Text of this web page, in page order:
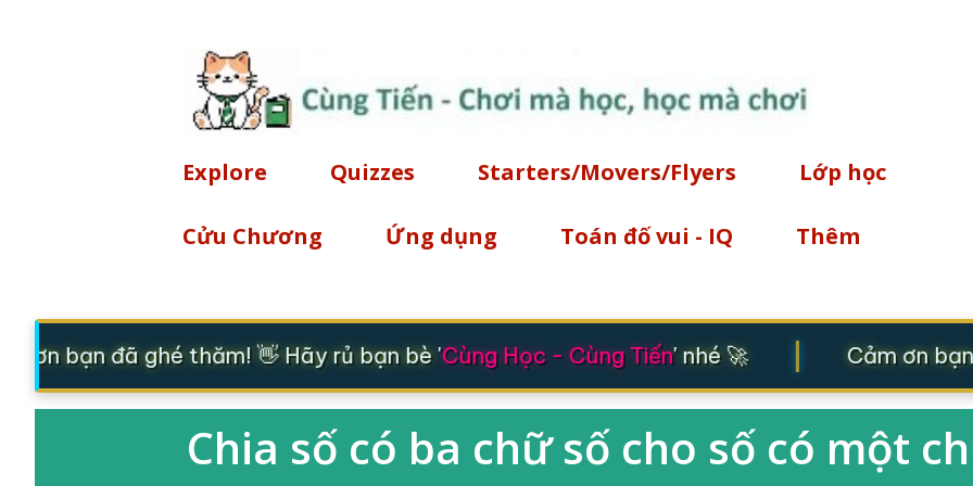
Explore Quizzes Starters/Movers/Flyers Lớp học
Cửu Chương Ứng dụng Toán đố vui - IQ Thêm
ơn bạn đã ghé thăm! 👋 Hãy rủ bạn bè 'Cùng Học - Cùng Tiến' nhé 🚀 Cảm ơn
Chia số có ba chữ số cho số có một